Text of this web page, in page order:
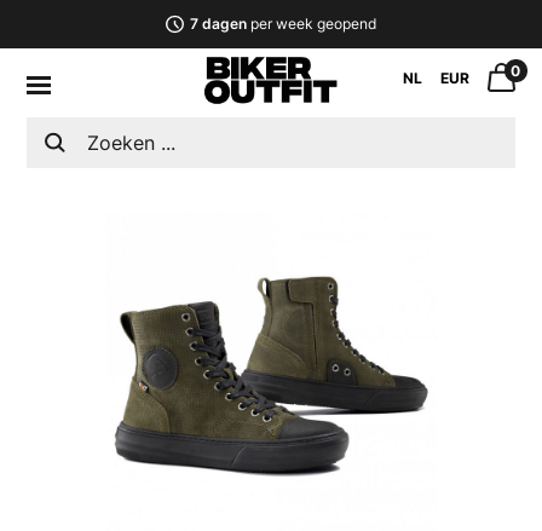
7 dagenper week geopend
NL EUR 0